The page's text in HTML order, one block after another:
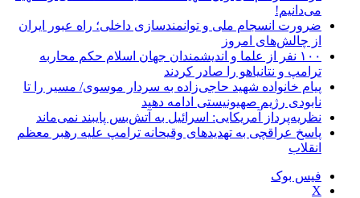
می‌دانیم!
ضرورت انسجام ملی و توانمندسازی داخلی؛ راه عبور ایران
از چالش‌های امروز
۱۰۰ نفر از علما و اندیشمندان جهان اسلام حکم محاربه
ترامپ و نتانیاهو را صادر کردند
پیام خانواده شهید حاجی‌زاده به سردار موسوی/ مسیر را تا
نابودی رژیم صهیونیستی ادامه دهید
نظریه‌پرداز آمریکایی: اسرائیل به آتش‌بس پایبند نمی‌ماند
پاسخ عراقچی به تهدیدهای وقیحانه ترامپ علیه رهبر معظم
انقلاب
فیس بوک
X